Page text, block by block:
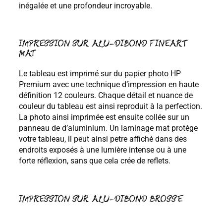
inégalée et une profondeur incroyable.
IMPRESSION SUR ALU-DIBOND FINEART
MAT
Le tableau est imprimé sur du papier photo HP
Premium avec une technique d’impression en haute
définition 12 couleurs. Chaque détail et nuance de
couleur du tableau est ainsi reproduit à la perfection.
La photo ainsi imprimée est ensuite collée sur un
panneau de d’aluminium. Un laminage mat protège
votre tableau, il peut ainsi petre affiché dans des
endroits exposés à une lumière intense ou à une
forte réflexion, sans que cela crée de reflets.
IMPRESSION SUR ALU-DIBOND BROSSE